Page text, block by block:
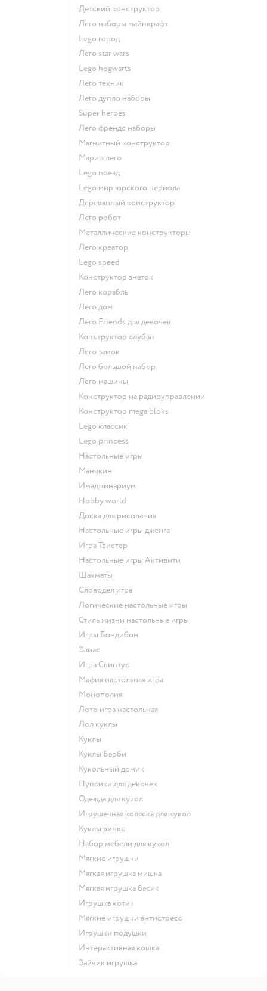
Детский конструктор
Лего наборы майнкрафт
Lego город
Лего star wars
Lego hogwarts
Лего техник
Лего дупло наборы
Super heroes
Лего френдс наборы
Магнитный конструктор
Марио лего
Lego поезд
Lego мир юрского периода
Деревянный конструктор
Лего робот
Металлические конструкторы
Лего креатор
Lego speed
Конструктор знаток
Лего корабль
Лего дом
Лего Friends для девочек
Конструктор слубан
Лего замок
Лего большой набор
Лего машины
Конструктор на радиоуправлении
Конструктор mega bloks
Lego классик
Lego princess
Настольные игры
Манчкин
Имаджинариум
Hobby world
Доска для рисования
Настольные игры дженга
Игра Твистер
Настольные игры Активити
Шахматы
Словодел игра
Логические настольные игры
Стиль жизни настольные игры
Игры Бондибон
Элиас
Игра Свинтус
Мафия настольная игра
Монополия
Лото игра настольная
Лол куклы
Куклы
Куклы Барби
Кукольный домик
Пупсики для девочек
Одежда для кукол
Игрушечная коляска для кукол
Куклы винкс
Набор мебели для кукол
Мягкие игрушки
Мягкая игрушка мишка
Мягкая игрушка басик
Игрушка котик
Мягкие игрушки антистресс
Игрушки подушки
Интерактивная кошка
Зайчик игрушка